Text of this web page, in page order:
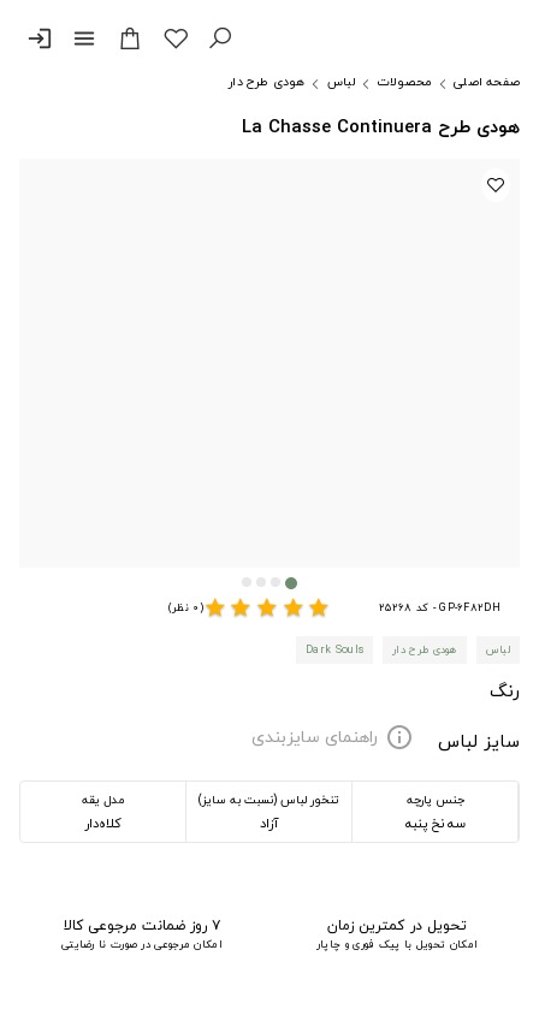
menu
login
صفحه اصلی محصولات لباس هودی طرح دار
هودی طرح La Chasse Continuera
GP-6F82DH - کد 25268 star
star
star
star
star(0 نظر)
لباس هودی طرح دار Dark Souls
رنگ
سایز لباس
info راهنمای سایزبندی
جنس پارچه
سه نخ پنبه
تنخور لباس (نسبت به سایز)
آزاد
مدل یقه
کلاه‌دار
تحویل در کمترین زمان
امکان تحویل با پیک فوری و چاپار
۷ روز ضمانت مرجوعی کالا
امکان مرجوعی در صورت نا رضایتی